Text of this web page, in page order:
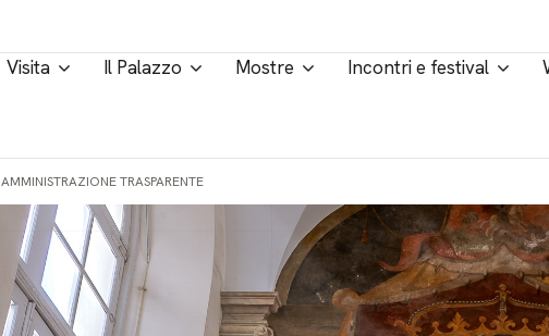
Visita Il Palazzo Mostre Incontri e festival
AMMINISTRAZIONE TRASPARENTE